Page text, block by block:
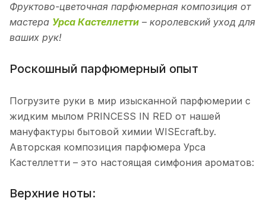
Фруктово-цветочная парфюмерная композиция от
мастера Урса Кастеллетти – королевский уход для
ваших рук!
Роскошный парфюмерный опыт
Погрузите руки в мир изысканной парфюмерии с
жидким мылом PRINCESS IN RED от нашей
мануфактуры бытовой химии WISEcraft.by.
Авторская композиция парфюмера Урса
Кастеллетти – это настоящая симфония ароматов:
Верхние ноты: